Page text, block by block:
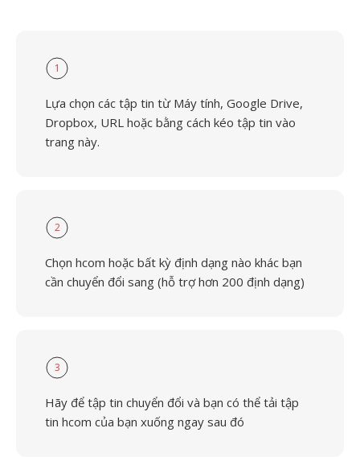
1
Lựa chọn các tập tin từ Máy tính, Google Drive,
Dropbox, URL hoặc bằng cách kéo tập tin vào
trang này.
2
Chọn hcom hoặc bất kỳ định dạng nào khác bạn
cần chuyển đổi sang (hỗ trợ hơn 200 định dạng)
3
Hãy để tập tin chuyển đổi và bạn có thể tải tập
tin hcom của bạn xuống ngay sau đó